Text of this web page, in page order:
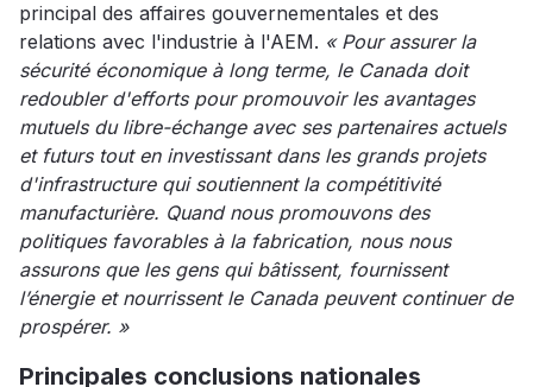
principal des affaires gouvernementales et des
relations avec l'industrie à l'AEM. « Pour assurer la
sécurité économique à long terme, le Canada doit
redoubler d'efforts pour promouvoir les avantages
mutuels du libre-échange avec ses partenaires actuels
et futurs tout en investissant dans les grands projets
d'infrastructure qui soutiennent la compétitivité
manufacturière. Quand nous promouvons des
politiques favorables à la fabrication, nous nous
assurons que les gens qui bâtissent, fournissent
l’énergie et nourrissent le Canada peuvent continuer de
prospérer. »
Principales conclusions nationales